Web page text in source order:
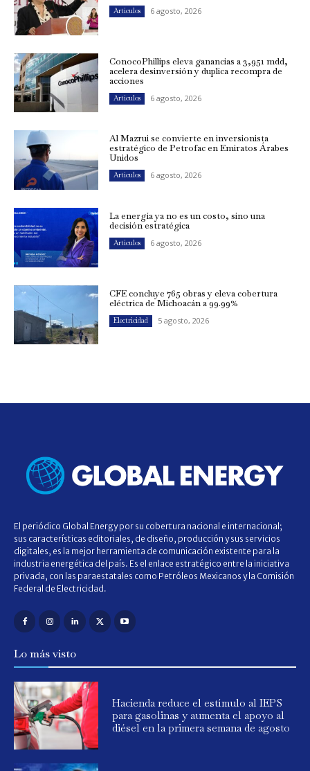
Artículos 6 agosto, 2026
ConocoPhillips eleva ganancias a 3,951 mdd,
acelera desinversión y duplica recompra de
acciones
Artículos 6 agosto, 2026
Al Mazrui se convierte en inversionista
estratégico de Petrofac en Emiratos Árabes
Unidos
Artículos 6 agosto, 2026
La energía ya no es un costo, sino una
decisión estratégica
Artículos 6 agosto, 2026
CFE concluye 765 obras y eleva cobertura
eléctrica de Michoacán a 99.99%
Electricidad 5 agosto, 2026
El periódico Global Energy por su cobertura nacional e internacional;
sus características editoriales, de diseño, producción y sus servicios
digitales, es la mejor herramienta de comunicación existente para la
industria energética del país. Es el enlace estratégico entre la iniciativa
privada, con las paraestatales como Petróleos Mexicanos y la Comisión
Federal de Electricidad.
Lo más visto
Hacienda reduce el estímulo al IEPS
para gasolinas y aumenta el apoyo al
diésel en la primera semana de agosto